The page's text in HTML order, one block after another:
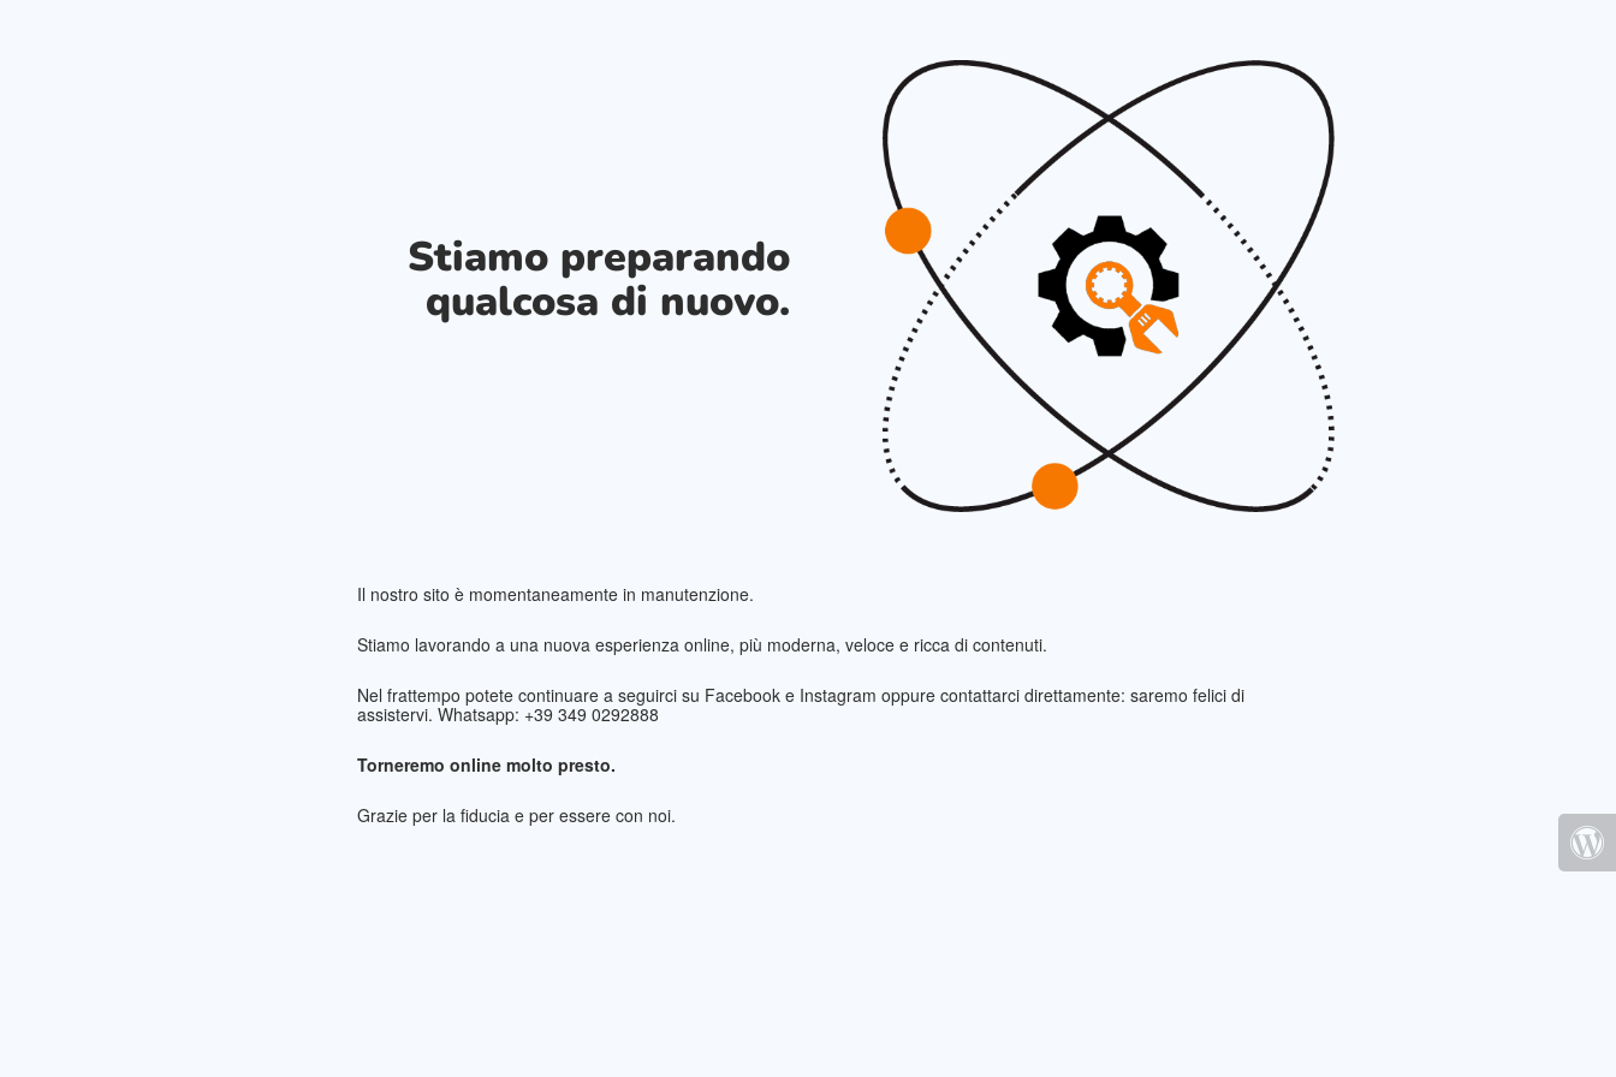
Stiamo preparando
qualcosa di nuovo.
Il nostro sito è momentaneamente in manutenzione.
Stiamo lavorando a una nuova esperienza online, più moderna, veloce e ricca di contenuti.
Nel frattempo potete continuare a seguirci su Facebook e Instagram oppure contattarci direttamente: saremo felici di
assistervi. Whatsapp: +39 349 0292888
Torneremo online molto presto.
Grazie per la fiducia e per essere con noi.